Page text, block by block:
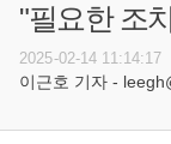
"필요한 조
2025-02-14 11:14:17
이근호 기자 -